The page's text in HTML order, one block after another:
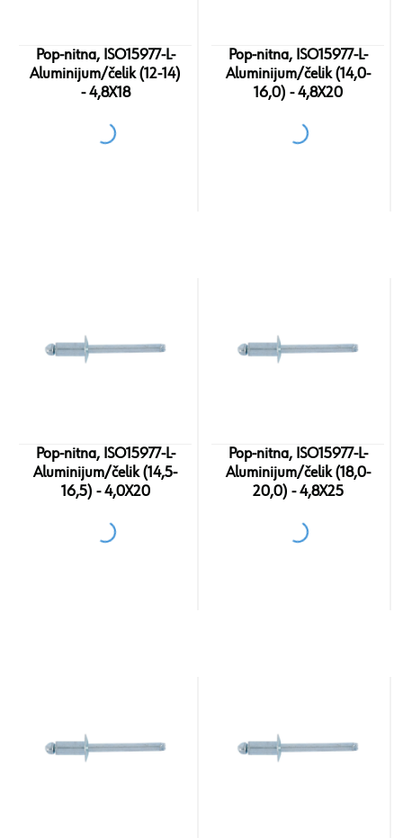
Pop-nitna, ISO15977-L-
Aluminijum/čelik (12-14)
- 4,8X18
Pop-nitna, ISO15977-L-
Aluminijum/čelik (14,0-
16,0) - 4,8X20
Pop-nitna, ISO15977-L-
Aluminijum/čelik (14,5-
16,5) - 4,0X20
Pop-nitna, ISO15977-L-
Aluminijum/čelik (18,0-
20,0) - 4,8X25